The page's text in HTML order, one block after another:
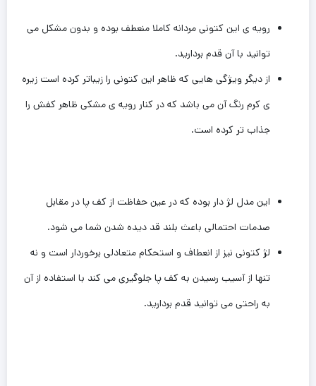
رویه ی این کتونی مردانه کاملا منعطف بوده و بدون ‌مشکل می
توانید با آن قدم بردارید.
از دیگر ویژگی هایی که ظاهر این کتونی را زیباتر کرده است زیره
ی کرم رنگ‌ آن ‌می باشد که در کنار رویه ی مشکی ظاهر کفش را
جذاب تر کرده است.
این مدل لژ دار بوده که در عین حفاظت از کف پا در مقابل
صدمات احتمالی باعث بلند قد دیده شدن شما می شود.
لژ کتونی نیز از انعطاف و استحکام متعادلی برخوردار است و نه
تنها از آسیب رسیدن به کف پا جلوگیری می کند با استفاده از آن
به راحتی می توانید قدم بردارید.